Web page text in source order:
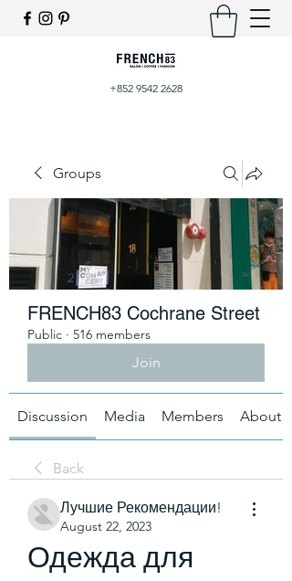
+852 9542 2628
Groups
FRENCH83 Cochrane Street
Public · 516 members
Join
Discussion Media Members About
Back
Лучшие Рекомендации!
August 22, 2023
Одежда для